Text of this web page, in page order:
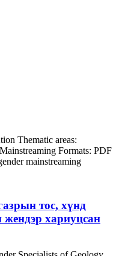
Thematic areas:
Formats: PDF
mainstreaming
тос, хүнд
хариуцсан